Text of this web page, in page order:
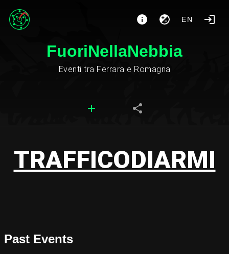
EN
FuoriNellaNebbia
Eventi tra Ferrara e Romagna
TRAFFICODIARMI
Past Events